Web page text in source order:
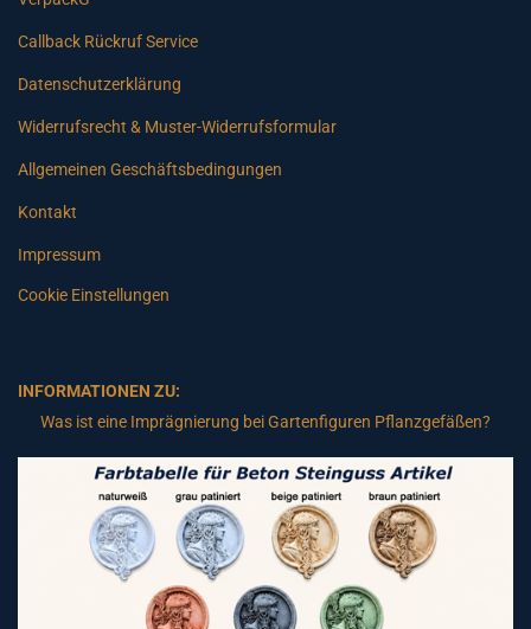
Callback Rückruf Service
Datenschutzerklärung
Widerrufsrecht & Muster-Widerrufsformular
Allgemeinen Geschäftsbedingungen
Kontakt
Impressum
Cookie Einstellungen
INFORMATIONEN ZU:
Was ist eine Imprägnierung bei Gartenfiguren Pflanzgefäßen?